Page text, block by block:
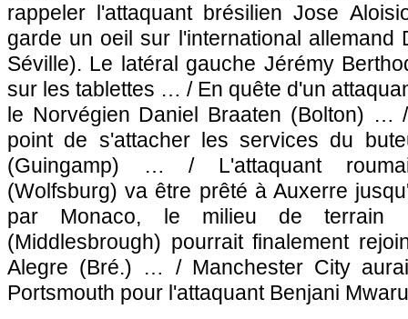
rappeler l'attaquant brésilien Jose
garde un oeil sur l'international allemand
Séville). Le latéral gauche Jérémy
sur les tablettes … / En quête d'un
le Norvégien Daniel Braaten (Bolton) …
point de s'attacher les services du
(Guingamp) … / L'attaquant
(Wolfsburg) va être prêté à Auxerre
par Monaco, le milieu de terrain
(Middlesbrough) pourrait finalement
Alegre (Bré.) … / Manchester City
Portsmouth pour l'attaquant Benjani